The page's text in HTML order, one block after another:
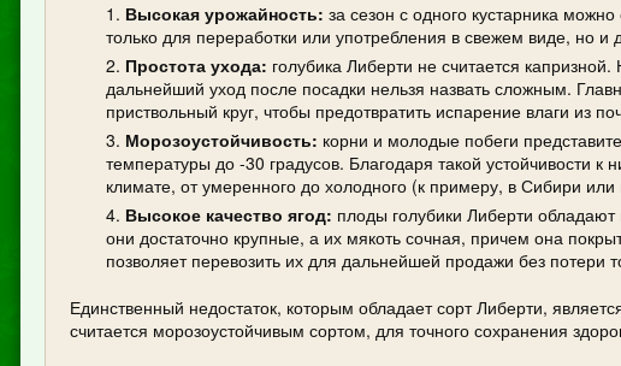
Высокая урожайность: за сезон с одного кустарника
только для переработки или употребления в свежем виде, но
Простота ухода: голубика Либерти не считается
дальнейший уход после посадки нельзя назвать сложным.
приствольный круг, чтобы предотвратить испарение влаги из
Морозоустойчивость: корни и молодые побеги
температуры до -30 градусов. Благодаря такой устойчивости
климате, от умеренного до холодного (к примеру, в Сибири
Высокое качество ягод: плоды голубики Либерти
они достаточно крупные, а их мякоть сочная, причем она
позволяет перевозить их для дальнейшей продажи без потери
Единственный недостаток, которым обладает сорт Либерти,
считается морозоустойчивым сортом, для точного сохранения